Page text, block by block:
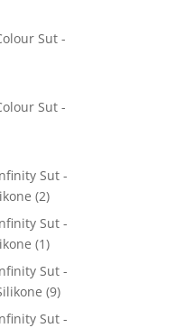
Sut -
Sut -
Sut -
(2)
Sut -
(1)
Sut -
(9)
Sut -